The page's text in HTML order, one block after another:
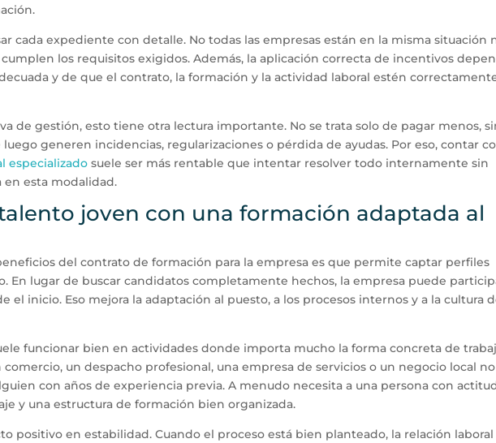
cada expediente con detalle. No todas las empresas están en la misma situación
los requisitos exigidos. Además, la aplicación correcta de incentivos
y de que el contrato, la formación y la actividad laboral estén
de gestión, esto tiene otra lectura importante. No se trata solo de pagar menos,
generen incidencias, regularizaciones o pérdida de ayudas. Por eso, contar
especializado suele ser más rentable que intentar resolver todo internamente sin
esta modalidad.
joven con una formación adaptada al
del contrato de formación para la empresa es que permite captar perfiles
En lugar de buscar candidatos completamente hechos, la empresa puede
el inicio. Eso mejora la adaptación al puesto, a los procesos internos y a la cultura
funcionar bien en actividades donde importa mucho la forma concreta de
comercio, un despacho profesional, una empresa de servicios o un negocio local no
con años de experiencia previa. A menudo necesita a una persona con
y una estructura de formación bien organizada.
positivo en estabilidad. Cuando el proceso está bien planteado, la relación